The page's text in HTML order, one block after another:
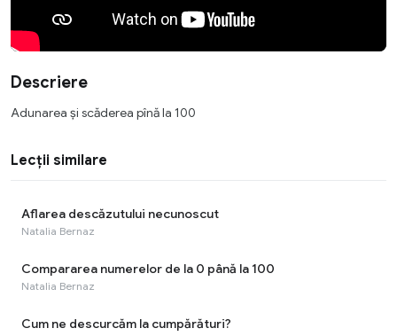
Descriere
Adunarea şi scăderea pînă la 100
Lecții similare
Aflarea descăzutului necunoscut
Natalia Bernaz
Compararea numerelor de la 0 până la 100
Natalia Bernaz
Cum ne descurcăm la cumpărături?